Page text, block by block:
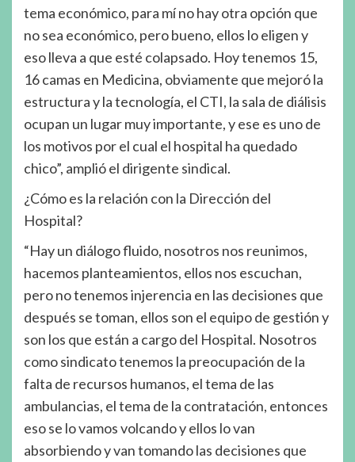
tema económico, para mí no hay otra opción que
no sea económico, pero bueno, ellos lo eligen y
eso lleva a que esté colapsado. Hoy tenemos 15,
16 camas en Medicina, obviamente que mejoró la
estructura y la tecnología, el CTI, la sala de diálisis
ocupan un lugar muy importante, y ese es uno de
los motivos por el cual el hospital ha quedado
chico”, amplió el dirigente sindical.
¿Cómo es la relación con la Dirección del
Hospital?
“Hay un diálogo fluido, nosotros nos reunimos,
hacemos planteamientos, ellos nos escuchan,
pero no tenemos injerencia en las decisiones que
después se toman, ellos son el equipo de gestión y
son los que están a cargo del Hospital. Nosotros
como sindicato tenemos la preocupación de la
falta de recursos humanos, el tema de las
ambulancias, el tema de la contratación, entonces
eso se lo vamos volcando y ellos lo van
absorbiendo y van tomando las decisiones que